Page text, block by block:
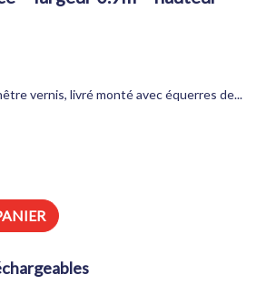
vernis, livré monté avec équerres de...